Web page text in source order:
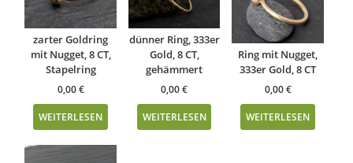
zarter Goldring
mit Nugget, 8 CT,
Stapelring
0,00€
WEITERLESEN
dünner Ring, 333er
Gold, 8 CT,
gehämmert
0,00€
WEITERLESEN
Ring mit Nugget,
333er Gold, 8 CT
0,00€
WEITERLESEN